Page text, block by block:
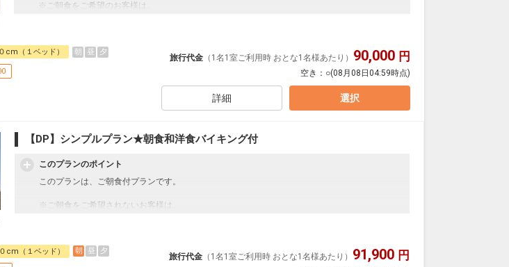
※ご朝食をご希望のお客様は、
・温泉施設「八百治の湯」代金不要
福岡市宿泊税条例により、チェックイン時に、ご宿泊料金に応じた以下の宿泊税をご負担いただ
お一人様、一泊あたり
20，000円未満 200円
cm（１ベッド） 朝 昼 夕
旅行代金 （1名1室ご利用時 おとな1名様あたり） 90,000 円
空き： ○(08月08日04:59時点)
詳細 選択
【DP】シンプルプラン★朝食和洋食バイキング付
このプランのポイント
このプランは、ご朝食付プランです。
※ご朝食をご希望されないお客様は、
cm（１ベッド） 朝 昼 夕
旅行代金 （1名1室ご利用時 おとな1名様あたり） 91,900 円